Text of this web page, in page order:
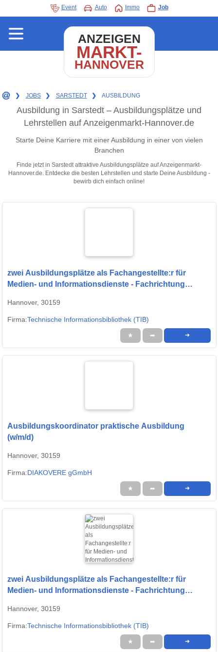
Event Auto Immo Job
ANZEIGEN
MARKT-
HANNOVER
❯ JOBS ❯ SARSTEDT ❯ AUSBILDUNG
Ausbildung in Sarstedt – Ausbildungsplätze und
Lehrstellen auf Anzeigenmarkt-Hannover.de
Starte Deine Karriere mit einer Ausbildung in einer von vielen
Branchen
Finde jetzt in Sarstedt attraktive Ausbildungsplätze auf Anzeigenmarkt-
Hannover.de. Entdecke die besten Lehrstellen und starte Deine Ausbildung -
bewirb dich einfach online!
zwei Ausbildungsplätze als Fachangestellte:r für
Medien- und Informationsdienste - Fachrichtung
Hannover, 30159
Firma:Technische Informationsbibliothek (TIB)
★ ➦ ➜
Ausbildungskoordinator praktische Ausbildung
(w/m/d)
Hannover, 30159
Firma:DIAKOVERE gGmbH
★ ➦ ➜
zwei Ausbildungsplätze als Fachangestellte:r für
Medien- und Informationsdienste - Fachrichtung
Hannover, 30159
Firma:Technische Informationsbibliothek (TIB)
★ ➦ ➜